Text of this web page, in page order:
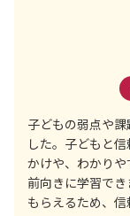
子どもの弱点や
した。子どもと
かけや、わかり
前向きに学習で
もらえるため、信